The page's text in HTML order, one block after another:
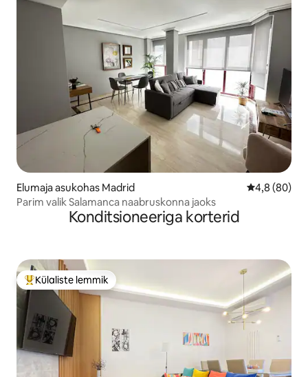
Elumaja asukohas Madrid Keskmine
4,8 (80)
Parim valik Salamanca naabruskonna jaoks
Konditsioneeriga korterid
Külaliste suur lemmik
Külaliste lemmik